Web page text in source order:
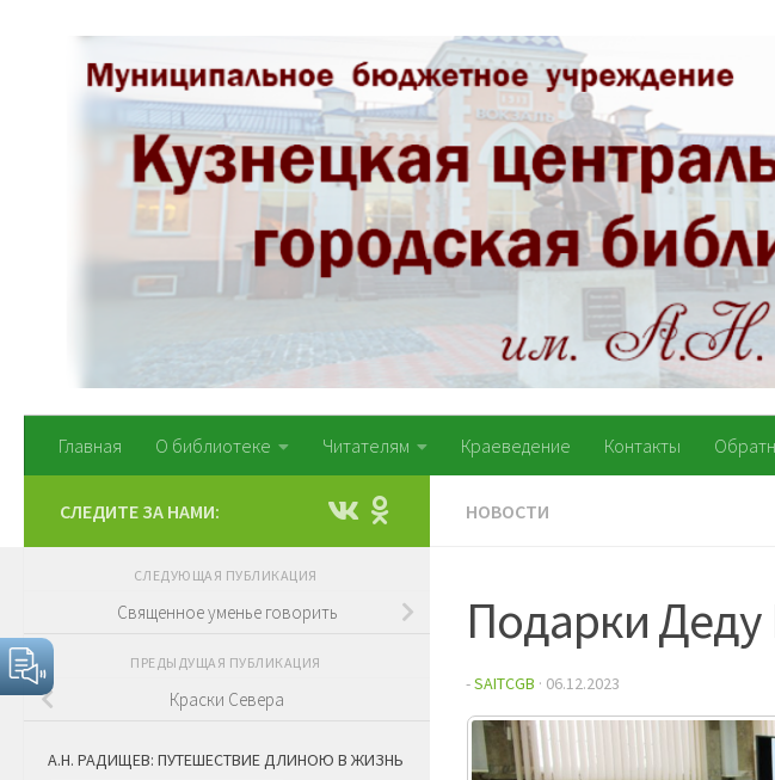
Перейти к содержимому
Главная О библиотеке Читателям Краеведение Контакты
НОВОСТИ
Подарки Деду
-SAITCGB · 06.12.2023
СЛЕДИТЕ ЗА НАМИ:
СЛЕДУЮЩАЯ ПУБЛИКАЦИЯ
Священное уменье говорить
ПРЕДЫДУЩАЯ ПУБЛИКАЦИЯ
Краски Севера
А.Н. РАДИЩЕВ: ПУТЕШЕСТВИЕ ДЛИНОЮ В ЖИЗНЬ